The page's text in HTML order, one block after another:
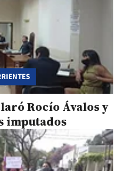
Rocío Ávalos y
imputados